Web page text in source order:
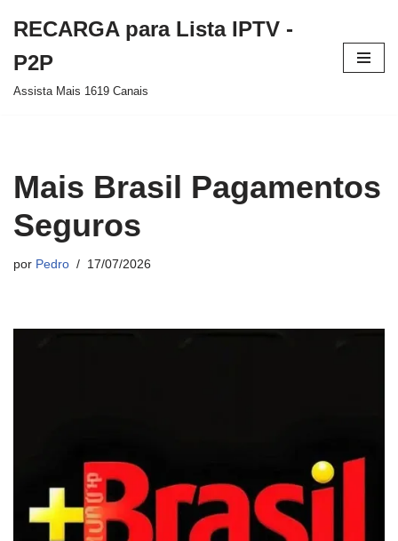
para
o
RECARGA para Lista IPTV -
P2P
Assista Mais 1619 Canais
Mais Brasil Pagamentos
Seguros
por Pedro 17/07/2026